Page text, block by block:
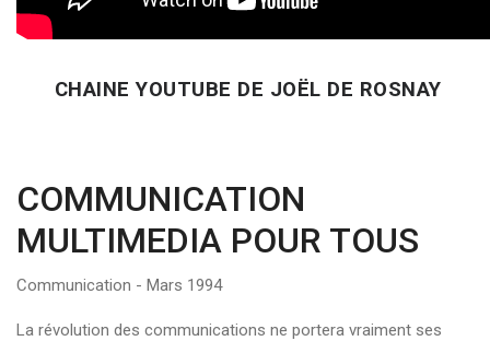
CHAINE YOUTUBE DE JOËL DE ROSNAY
COMMUNICATION
MULTIMEDIA POUR TOUS
Communication - Mars 1994
La révolution des communications ne portera vraiment ses